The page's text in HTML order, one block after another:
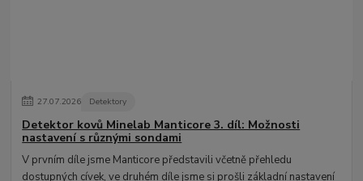
27.07.2026 Detektory
Detektor kovů Minelab Manticore 3. díl: Možnosti
nastavení s různými sondami
V prvním díle jsme Manticore představili včetně přehledu
dostupných cívek, ve druhém díle jsme si prošli základní nastavení